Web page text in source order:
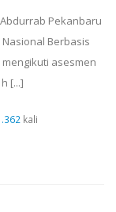
Abdurrab Pekanbaru
Berbasis
mengikuti asesmen
[...]
kali